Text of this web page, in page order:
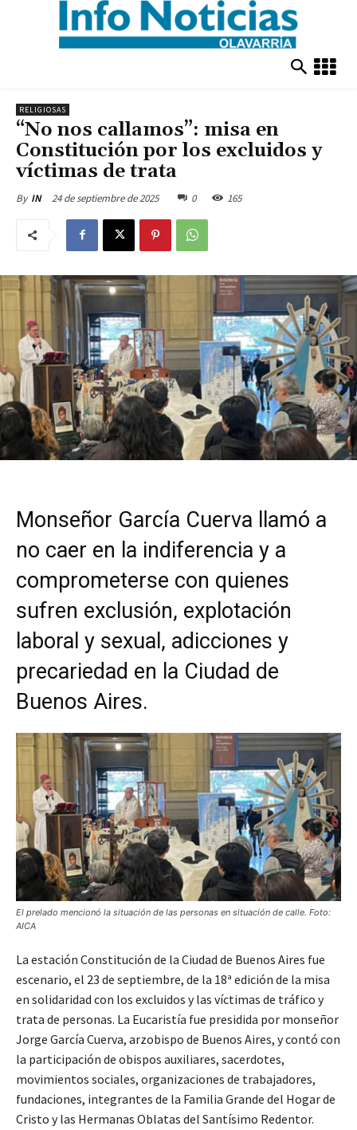
RELIGIOSAS
“No nos callamos”: misa en
Constitución por los excluidos y
víctimas de trata
By IN 24 de septiembre de 2025 0 165
Monseñor García Cuerva llamó a
no caer en la indiferencia y a
comprometerse con quienes
sufren exclusión, explotación
laboral y sexual, adicciones y
precariedad en la Ciudad de
Buenos Aires.
El prelado mencionó la situación de las personas en situación de calle. Foto:
AICA
La estación Constitución de la Ciudad de Buenos Aires fue
escenario, el 23 de septiembre, de la 18ª edición de la misa
en solidaridad con los excluidos y las víctimas de tráfico y
trata de personas. La Eucaristía fue presidida por monseñor
Jorge García Cuerva, arzobispo de Buenos Aires, y contó con
la participación de obispos auxiliares, sacerdotes,
movimientos sociales, organizaciones de trabajadores,
fundaciones, integrantes de la Familia Grande del Hogar de
Cristo y las Hermanas Oblatas del Santísimo Redentor.